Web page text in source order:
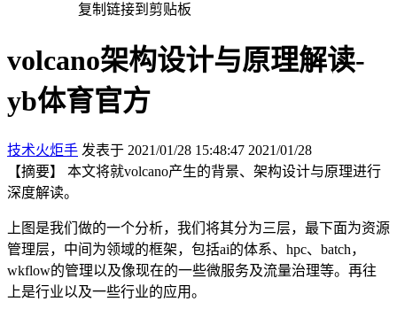
复制链接到剪贴板
volcano架构设计与原理解读-
yb体育官方
技术火炬手 发表于 2021/01/28 15:48:47 2021/01/28
【摘要】 本文将就volcano产生的背景、架构设计与原理进行
深度解读。
上图是我们做的一个分析，我们将其分为三层，最下面为资源
管理层，中间为领域的框架，包括ai的体系、 hpc、 batch，
wkflow的管理以及像现在的一些微服务及流量治理等。再往
上是行业以及一些行业的应用。